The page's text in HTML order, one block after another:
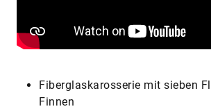
Fiberglaskarosserie mit sieben
Finnen